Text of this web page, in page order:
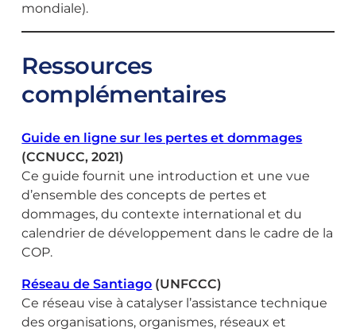
mondiale).
Ressources
complémentaires
Guide en ligne sur les pertes et dommages
(CCNUCC, 2021)
Ce guide fournit une introduction et une vue
d’ensemble des concepts de pertes et
dommages, du contexte international et du
calendrier de développement dans le cadre de la
COP.
Réseau de Santiago (UNFCCC)
Ce réseau vise à catalyser l’assistance technique
des organisations, organismes, réseaux et